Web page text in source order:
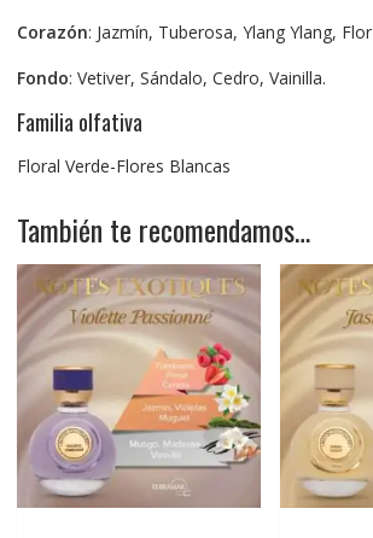
Corazón: Jazmín, Tuberosa, Ylang Ylang,
Fondo: Vetiver, Sándalo, Cedro, Vainilla.
Familia olfativa
Floral Verde-Flores Blancas
También te recomendamos…